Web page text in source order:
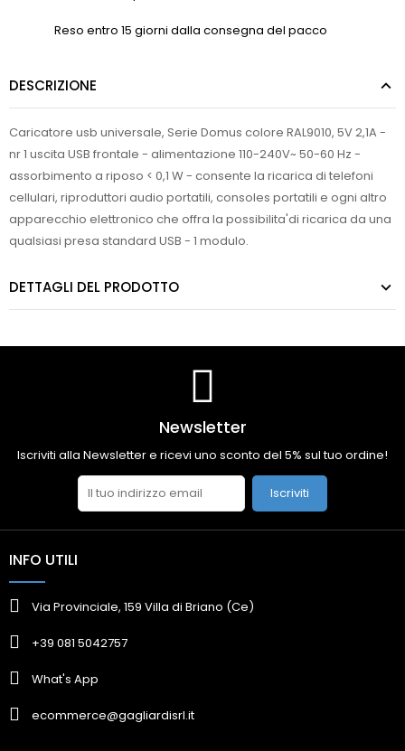
Reso entro 15 giorni dalla consegna del pacco
DESCRIZIONE
Caricatore usb universale, Serie Domus colore RAL9010, 5V 2,1A -
nr 1 uscita USB frontale - alimentazione 110-240V~ 50-60 Hz -
assorbimento a riposo < 0,1 W - consente la ricarica di telefoni
cellulari, riproduttori audio portatili, consoles portatili e ogni altro
apparecchio elettronico che offra la possibilita'di ricarica da una
qualsiasi presa standard USB - 1 modulo.
DETTAGLI DEL PRODOTTO
Newsletter
Iscriviti alla Newsletter e ricevi uno sconto del 5% sul tuo ordine!
Iscriviti
INFO UTILI
Via Provinciale, 159 Villa di Briano (Ce)
+39 081 5042757
What's App
ecommerce@gagliardisrl.it